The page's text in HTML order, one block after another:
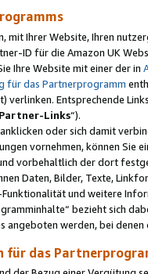
mit Ihrer Website, Ihren
ID für die Amazon UK
Ihre Website mit einer der in
für das Partnerprogramm
verlinken. Entsprechende
Partner-Links“).
oder sich damit
vornehmen, können Sie
vorbehaltlich der dort
Daten, Bilder, Texte,
und weitere
bezieht sich
angeboten werden, bei
für das